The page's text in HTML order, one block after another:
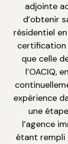
adjointe
d’obtenir
résidentiel
certification
que celle
l’OACIQ,
expérience
une
l’agence
étant rempli